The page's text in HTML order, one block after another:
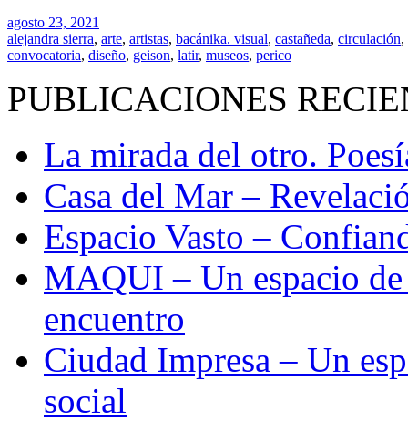
agosto 23, 2021
alejandra sierra, arte, artistas, bacánika. visual, castañeda, circulación,
convocatoria, diseño, geison, latir, museos, perico
PUBLICACIONES
La mirada del otro.
Casa del Mar –
Espacio Vasto –
MAQUI – Un espacio
encuentro
Ciudad Impresa – Un
social